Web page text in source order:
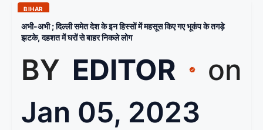
BIHAR
अभी-अभी ; दिल्ली समेत देश के इन हिस्सों में महसूस किए गए भूकंप के तगड़े
झटके, दहशत में घरों से बाहर निकले लोग
BY EDITOR
on
Jan 05, 2023